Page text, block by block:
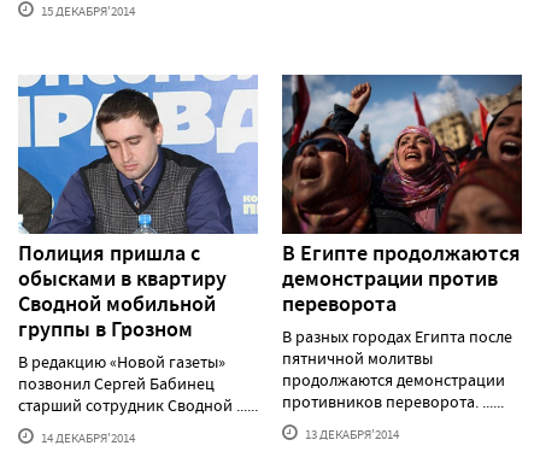
15 ДЕКАБРЯ'2014
Полиция пришла с
обысками в квартиру
Сводной мобильной
группы в Грозном
В редакцию «Новой газеты»
позвонил Сергей Бабинец
старший сотрудник Сводной ......
14 ДЕКАБРЯ'2014
В Египте продолжаются
демонстрации против
переворота
В разных городах Египта после
пятничной молитвы
продолжаются демонстрации
противников переворота. ......
13 ДЕКАБРЯ'2014